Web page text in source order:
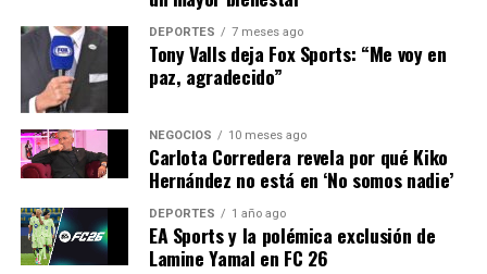
NOTICIAS RELACIONADAS:
SIGUIENTE
Aumento del Turismo en España: Un Verano de Récords
ANTERIOR
Innovación tecnológica revoluciona la educación en
América Latina
DEPORTES 7 meses ago
Tony Valls deja Fox Sports: “Me voy en
paz, agradecido”
NEGOCIOS 10 meses ago
Carlota Corredera revela por qué Kiko
Hernández no está en ‘No somos nadie’
DEPORTES 1 año ago
EA Sports y la polémica exclusión de
Lamine Yamal en FC 26